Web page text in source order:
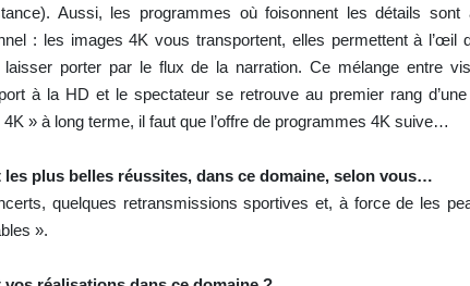
Aussi, les programmes où foisonnent les détails sont
: les images 4K vous transportent, elles permettent à l’œil
porter par le flux de la narration. Ce mélange entre
à la HD et le spectateur se retrouve au premier rang
» à long terme, il faut que l’offre de programmes 4K suive…
les plus belles réussites, dans ce domaine, selon vous…
quelques retransmissions sportives et, à force de les
».